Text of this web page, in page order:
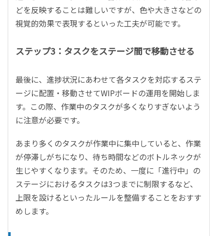
どを反映することは難しいですが、色や大きさなどの
視覚的効果で表現するといった工夫が可能です。
ステップ3：タスクをステージ間で移動させる
最後に、進捗状況にあわせて各タスクを対応するステ
ージに配置・移動させてWIPボードの運用を開始しま
す。この際、作業中のタスクが多くなりすぎないよう
に注意が必要です。
あまり多くのタスクが作業中に集中していると、作業
が停滞しがちになり、待ち時間などのボトルネックが
生じやすくなります。そのため、一度に「進行中」の
ステージにおけるタスクは3つまでに制限するなど、
上限を設けるといったルールを整備することをおすす
めします。